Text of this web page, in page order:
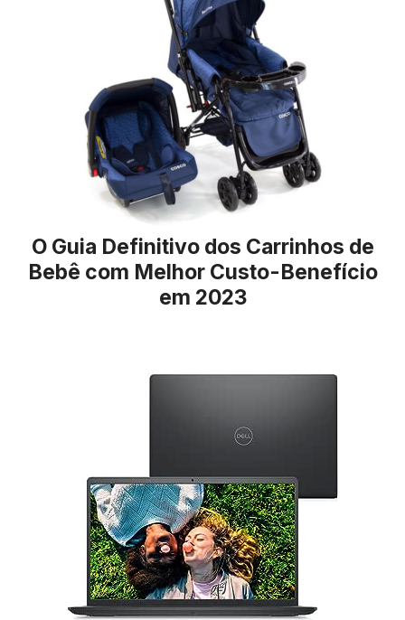
O Guia Definitivo dos Carrinhos de
Bebê com Melhor Custo-Benefício
em 2023